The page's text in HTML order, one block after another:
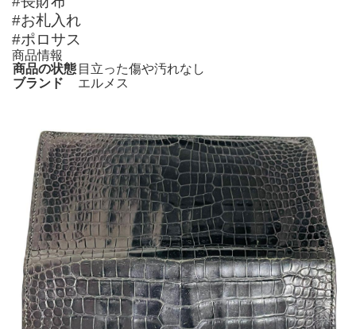
#お札入れ
#ポロサス
商品情報
商品の状態 目立った傷や汚れなし
ブランド
エルメス